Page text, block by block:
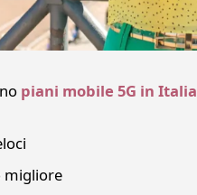
piani mobile 5G in Italia
migliore